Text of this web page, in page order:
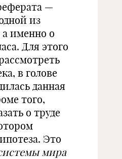
—
из
именно о
Для этого
в голове
данная
того,
о труде
Это
мира